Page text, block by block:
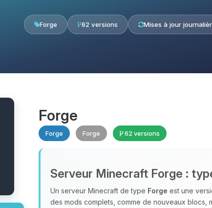
Forge 62 versions Mises à jour
Forge
Forge Forge 62 versions
Serveur Minecraft Forge :
Un serveur Minecraft de type Forge est une
des mods complets, comme de nouveaux blocs,